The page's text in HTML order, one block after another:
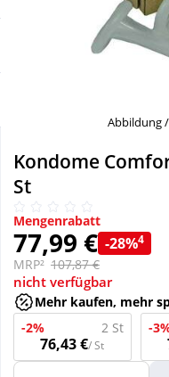
Mutter & Kind
Natur & Homöopathie
Sanitätshaus
Sport & Fitness
Tierbedarf
Abbildung
Kondome
St
Mengenrabatt
77,99 € -28%4
MRP² 107,87 €
nicht verfügbar
Mehr kaufen, mehr
-2%
2 St
76,43 €/ St
-